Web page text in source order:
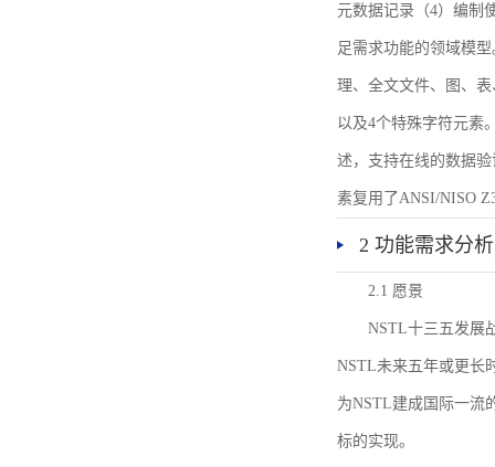
元数据记录（4）编制
足需求功能的领域模
理、全文文件、图、
以及4个特殊字符元素
述，支持在线的数据
素复用了ANSI/NISO
2 功能需求分析
2.1 愿景
NSTL十三五发展
NSTL未来五年或更长
为NSTL建成国际一流
标的实现。